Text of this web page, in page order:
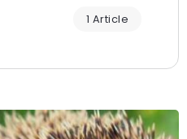
1 Article